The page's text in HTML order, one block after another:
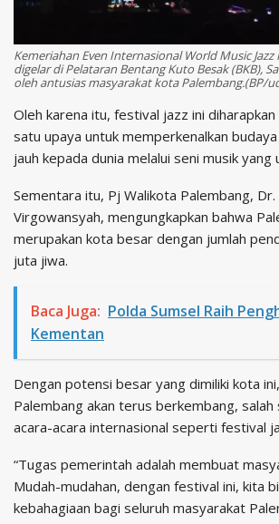
Kemeriahan Even Internasional World Music Jazz
digelar di Pelataran Bentang Kuto Besak (BKB),
oleh antusias masyarakat kota Palembang.(BP/
Oleh karena itu, festival jazz ini diharapkan
satu upaya untuk memperkenalkan
jauh kepada dunia melalui seni musik yang
Sementara itu, Pj Walikota Palembang, Dr.
Virgowansyah, mengungkapkan bahwa
merupakan kota besar dengan jumlah
juta jiwa.
Baca Juga: Polda Sumsel Raih
Kementan
Dengan potensi besar yang dimiliki kota
Palembang akan terus berkembang, salah
acara-acara internasional seperti festival
“Tugas pemerintah adalah membuat
Mudah-mudahan, dengan festival ini, kita
kebahagiaan bagi seluruh masyarakat